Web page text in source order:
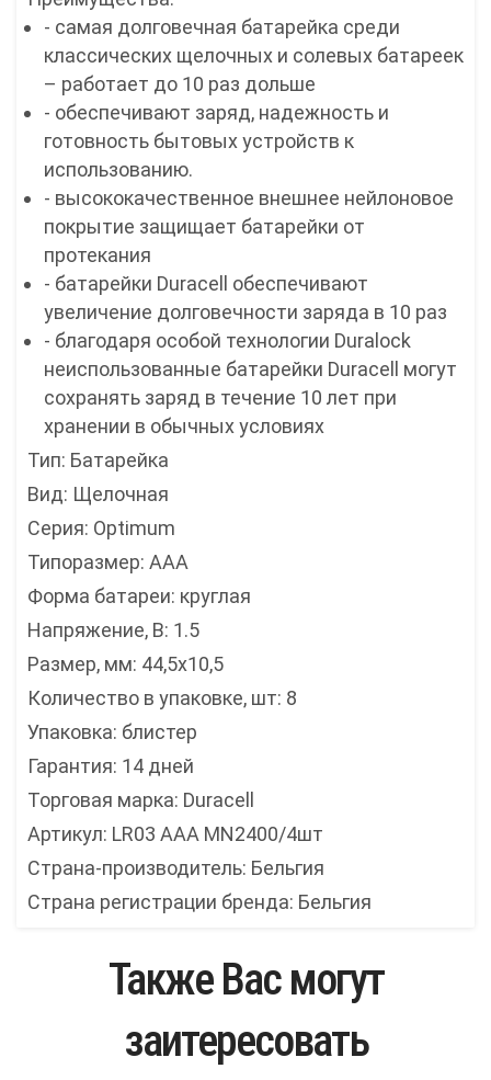
- самая долговечная батарейка среди
классических щелочных и солевых батареек
– работает до 10 раз дольше
- обеспечивают заряд, надежность и
готовность бытовых устройств к
использованию.
- высококачественное внешнее нейлоновое
покрытие защищает батарейки от
протекания
- батарейки Duracell обеспечивают
увеличение долговечности заряда в 10 раз
- благодаря особой технологии Duralock
неиспользованные батарейки Duracell могут
сохранять заряд в течение 10 лет при
хранении в обычных условиях
Тип: Батарейка
Вид: Щелочная
Серия: Optimum
Типоразмер: AAA
Форма батареи: круглая
Напряжение, В: 1.5
Размер, мм: 44,5х10,5
Количество в упаковке, шт: 8
Упаковка: блистер
Гарантия: 14 дней
Торговая марка: Duracell
Артикул: LR03 AAA MN2400/4шт
Страна-производитель: Бельгия
Страна регистрации бренда: Бельгия
Также Вас могут
заитересовать